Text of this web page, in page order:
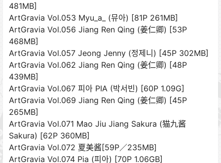
481MB]
ArtGravia Vol.053 Myu_a_ (뮤아) [81P 261MB]
ArtGravia Vol.056 Jiang Ren Qing (姜仁卿) [53P
468MB]
ArtGravia Vol.057 Jeong Jenny (정제니) [45P 302MB]
ArtGravia Vol.062 Jiang Ren Qing (姜仁卿) [48P
439MB]
ArtGravia Vol.067 피아 PIA (박서빈) [60P 1.09G]
ArtGravia Vol.069 Jiang Ren Qing (姜仁卿) [45P
265MB]
ArtGravia Vol.071 Mao Jiu Jiang Sakura (猫九酱
Sakura) [62P 360MB]
ArtGravia Vol.072 夏美酱[59P／235MB]
ArtGravia Vol.074 Pia (피아) [70P 1.06GB]